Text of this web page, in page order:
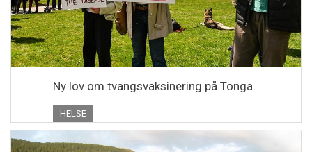
Ny lov om tvangsvaksinering på Tonga
HELSE